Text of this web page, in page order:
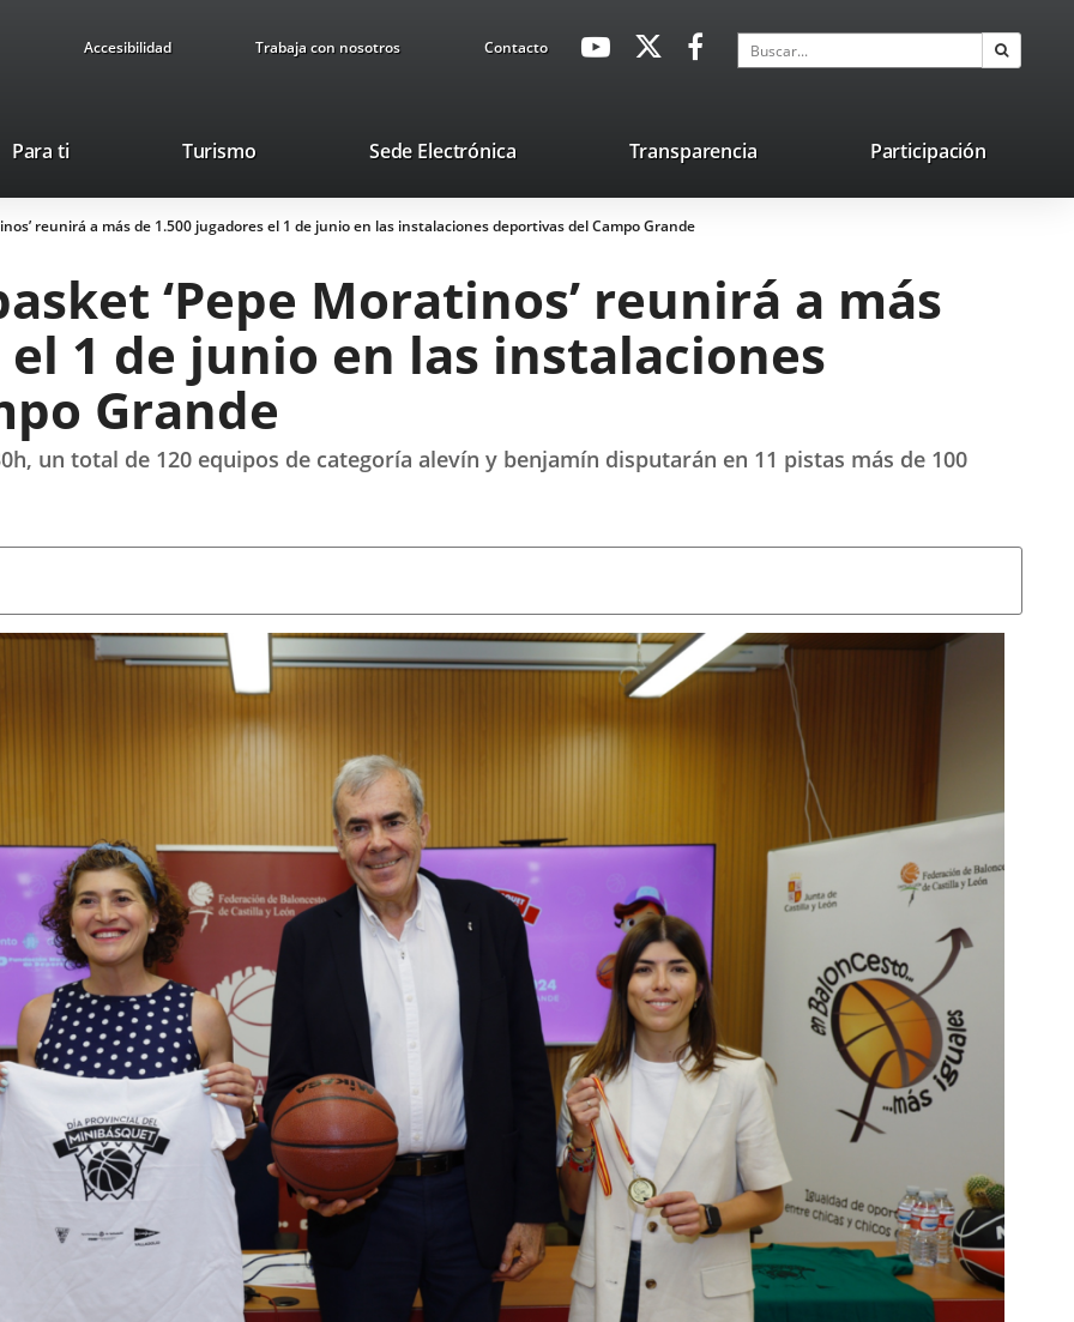
Accesibilidad Trabaja con nosotros ContactoavaHeaderSocial
Enlace
externa.
Enlace
aplicación
externa.
Enlace
aplicación
externa.
Buscar
Para ti TurismoEste
se
abrirá
ventana
nueva.
Sede ElectrónicaEnlace
una
aplicación
Transparencia Participación
reunirá a más de 1.500 jugadores el 1 de junio en las instalaciones deportivas del Campo Grande
‘Pepe Moratinos’ reunirá a más
el 1 de junio en las instalaciones
Grande
un total de 120 equipos de categoría alevín y benjamín disputarán en 11 pistas más de 100